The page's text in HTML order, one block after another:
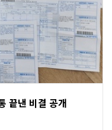
끝낸 비결 공개